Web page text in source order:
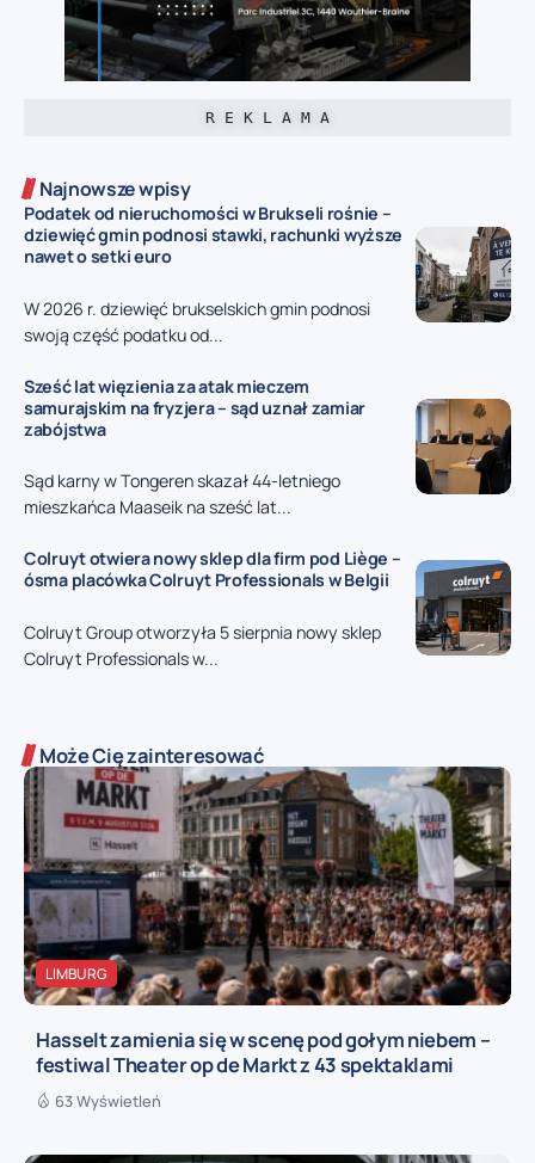
R E K L A M A
Najnowsze wpisy
Podatek od nieruchomości w Brukseli rośnie –
dziewięć gmin podnosi stawki, rachunki wyższe
nawet o setki euro
W 2026 r. dziewięć brukselskich gmin podnosi
swoją część podatku od...
Sześć lat więzienia za atak mieczem
samurajskim na fryzjera – sąd uznał zamiar
zabójstwa
Sąd karny w Tongeren skazał 44-letniego
mieszkańca Maaseik na sześć lat...
Colruyt otwiera nowy sklep dla firm pod Liège –
ósma placówka Colruyt Professionals w Belgii
Colruyt Group otworzyła 5 sierpnia nowy sklep
Colruyt Professionals w...
Może Cię zainteresować
LIMBURG
Hasselt zamienia się w scenę pod gołym niebem –
festiwal Theater op de Markt z 43 spektaklami
63 Wyświetleń